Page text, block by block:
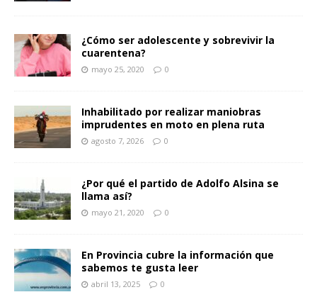
¿Cómo ser adolescente y sobrevivir la
cuarentena?
mayo 25, 2020 0
Inhabilitado por realizar maniobras
imprudentes en moto en plena ruta
agosto 7, 2026 0
¿Por qué el partido de Adolfo Alsina se
llama así?
mayo 21, 2020 0
En Provincia cubre la información que
sabemos te gusta leer
abril 13, 2025 0